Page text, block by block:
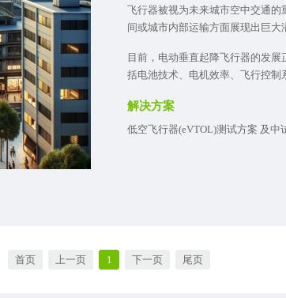
飞行器被视为未来城市空中交通
间或城市内部运输方面展现出巨大
目前，电动垂直起降飞行器的发
括电池技术、电机效率、飞行控制
解决方案
低空飞行器(eVTOL)测试方案 及中
首页 上一页 1 下一页 尾页